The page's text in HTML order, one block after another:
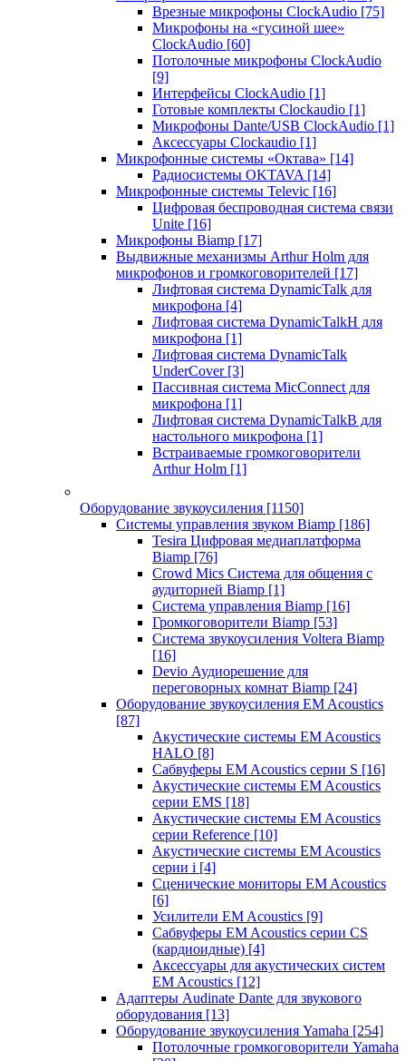
Врезные микрофоны ClockAudio [75]
Микрофоны на «гусиной шее»
ClockAudio [60]
Потолочные микрофоны ClockAudio
[9]
Интерфейсы ClockAudio [1]
Готовые комплекты Clockaudio [1]
Микрофоны Dante/USB ClockAudio [1]
Аксессуары Clockaudio [1]
Микрофонные системы «Октава» [14]
Радиосистемы OKTAVA [14]
Микрофонные системы Televic [16]
Цифровая беспроводная система связи
Unite [16]
Микрофоны Biamp [17]
Выдвижные механизмы Arthur Holm для
микрофонов и громкоговорителей [17]
Лифтовая система DynamicTalk для
микрофона [4]
Лифтовая система DynamicTalkH для
микрофона [1]
Лифтовая система DynamicTalk
UnderCover [3]
Пассивная система MicConnect для
микрофона [1]
Лифтовая система DynamicTalkB для
настольного микрофона [1]
Встраиваемые громкоговорители
Arthur Holm [1]
Оборудование звукоусиления [1150]
Системы управления звуком Biamp [186]
Tesira Цифровая медиаплатформа
Biamp [76]
Crowd Mics Система для общения с
аудиторией Biamp [1]
Система управления Biamp [16]
Громкоговорители Biamp [53]
Система звукоусиления Voltera Biamp
[16]
Devio Аудиорешение для
переговорных комнат Biamp [24]
Оборудование звукоусиления EM Acoustics
[87]
Акустические системы EM Acoustics
HALO [8]
Сабвуферы EM Acoustics серии S [16]
Акустические системы EM Acoustics
серии EMS [18]
Акустические системы EM Acoustics
серии Reference [10]
Акустические системы EM Acoustics
серии i [4]
Сценические мониторы EM Acoustics
[6]
Усилители EM Acoustics [9]
Сабвуферы EM Acoustics серии CS
(кардиоидные) [4]
Аксессуары для акустических систем
EM Acoustics [12]
Адаптеры Audinate Dante для звукового
оборудования [13]
Оборудование звукоусиления Yamaha [254]
Потолочные громкоговорители Yamaha